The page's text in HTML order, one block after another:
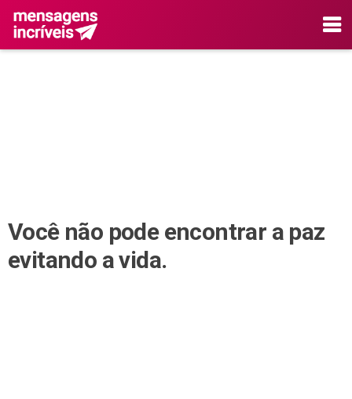
Você não pode encontrar a paz
evitando a vida.